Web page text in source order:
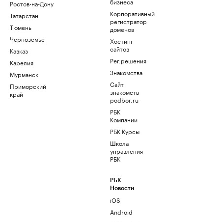
Ростов-на-Дону
Татарстан
Тюмень
Черноземье
Кавказ
Карелия
Мурманск
Приморский
край
Корпоративный
регистратор
доменов
Хостинг
сайтов
Рег.решения
Знакомства
Сайт
знакомств
podbor.ru
РБК
Компании
РБК Курсы
Школа
управления
РБК
РБК
Новости
iOS
Android